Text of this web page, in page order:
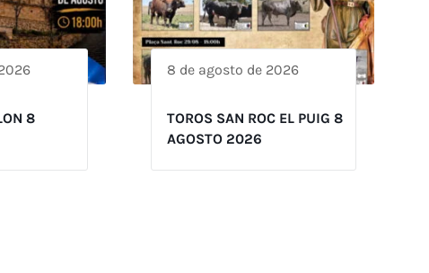
8
8 de agosto de 2026
TOROS SAN ROC EL PUIG 8
AGOSTO 2026